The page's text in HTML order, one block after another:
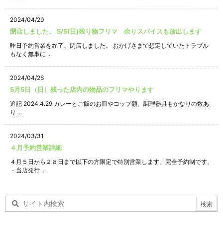
2024/04/29
閉店しました。 5/5(日)残り物フリマ 余りスパイスも放出します
昨日予約営業を終了、閉店しました。 おかげさまで想定していたトラブル
もなく無事に ...
2024/04/26
5月5日（日）残った店内の物品のフリマやります
追記 2024.4.29 カレーとご飯のお皿やコップ類、調理器具もかなりの数あ
り ...
2024/03/31
４月予約営業詳細
４月５日から２８日まで以下の方限定で特別営業します。完全予約制です。
・当店発行 ...